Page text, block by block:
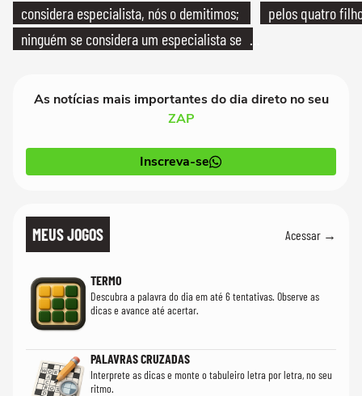
considera especialista, nós o demitimos;
ninguém se considera um especialista se
pelos quatro
As notícias mais importantes do dia direto no seu
ZAP
Inscreva-se
MEUS JOGOS Acessar →
TERMO
Descubra a palavra do dia em até 6 tentativas. Observe as
dicas e avance até acertar.
PALAVRAS CRUZADAS
Interprete as dicas e monte o tabuleiro letra por letra, no seu
ritmo.